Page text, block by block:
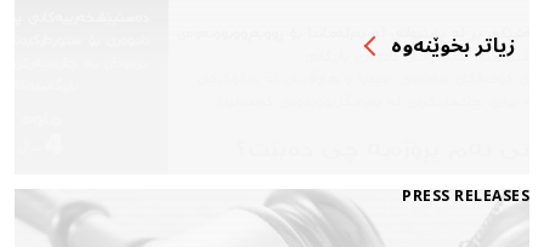
زیاتر بخوێنه‌وه‌
PRESS RELEASES